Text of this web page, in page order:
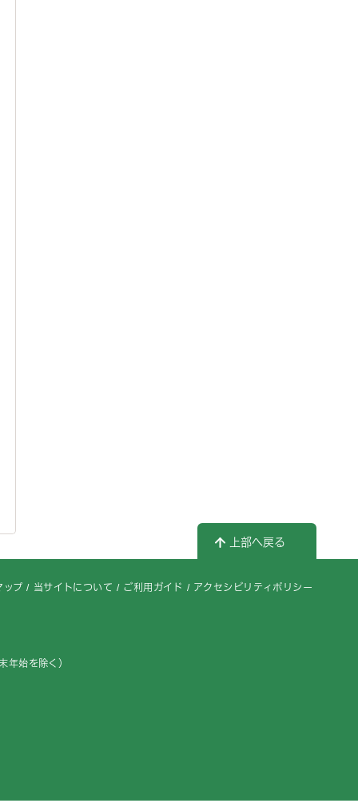
上部へ戻る
ップ 当サイトについて ご利用ガイド アクセシビリティポリシー
年始を除く）